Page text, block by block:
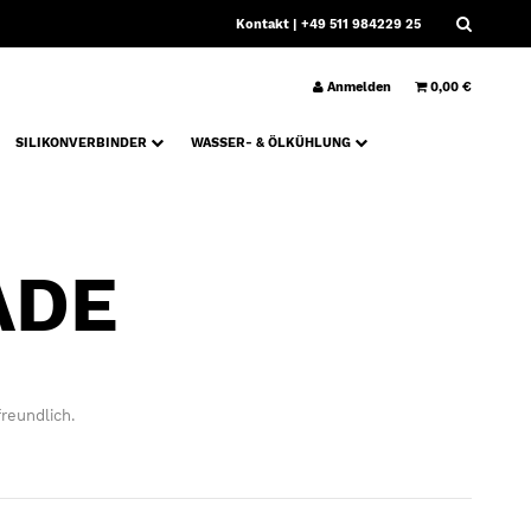
Kontakt | +49 511 984229 25
Anmelden 0,00 €
SILIKONVERBINDER
WASSER- & ÖLKÜHLUNG